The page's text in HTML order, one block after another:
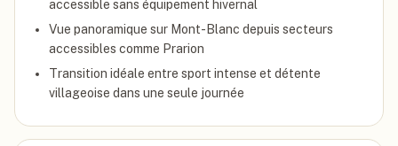
accessible sans équipement hivernal
Vue panoramique sur Mont-Blanc depuis secteurs
accessibles comme Prarion
Transition idéale entre sport intense et détente
villageoise dans une seule journée